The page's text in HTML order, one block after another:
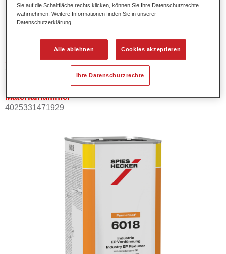
Produktvariante
Artikelnummer
35060180
Materialnummer
4025331471929
Sie auf die Schaltfläche rechts klicken, können Sie Ihre Datenschutzrechte
wahrnehmen. Weitere Informationen finden Sie in unserer
Datenschutzerklärung
Alle ablehnen Cookies akzeptieren
Ihre Datenschutzrechte